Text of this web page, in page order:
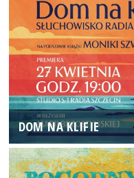
DOM NA KLIFIE